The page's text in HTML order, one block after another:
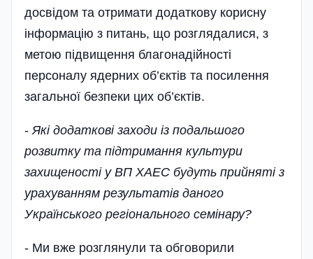
досвідом та отримати додаткову корисну
інформацію з питань, що розглядалися, з
метою підвищення благонадійності
персоналу ядерних об’єктів та посилення
загальної безпеки цих об’єктів.
- Які додаткові заходи із подальшого
розвитку та підтримання культури
захищеності у ВП ХАЕС будуть прийняті з
урахуванням результатів даного
Українського регіонального семінару?
- Ми вже розглянули та обговорили